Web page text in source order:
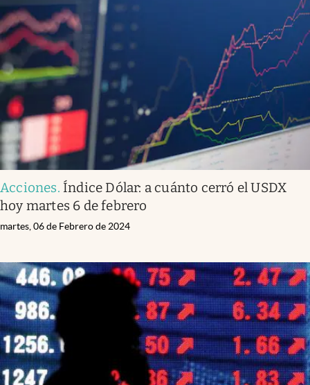
Acciones. Índice Dólar: a cuánto cerró el USDX
hoy martes 6 de febrero
martes, 06 de Febrero de 2024